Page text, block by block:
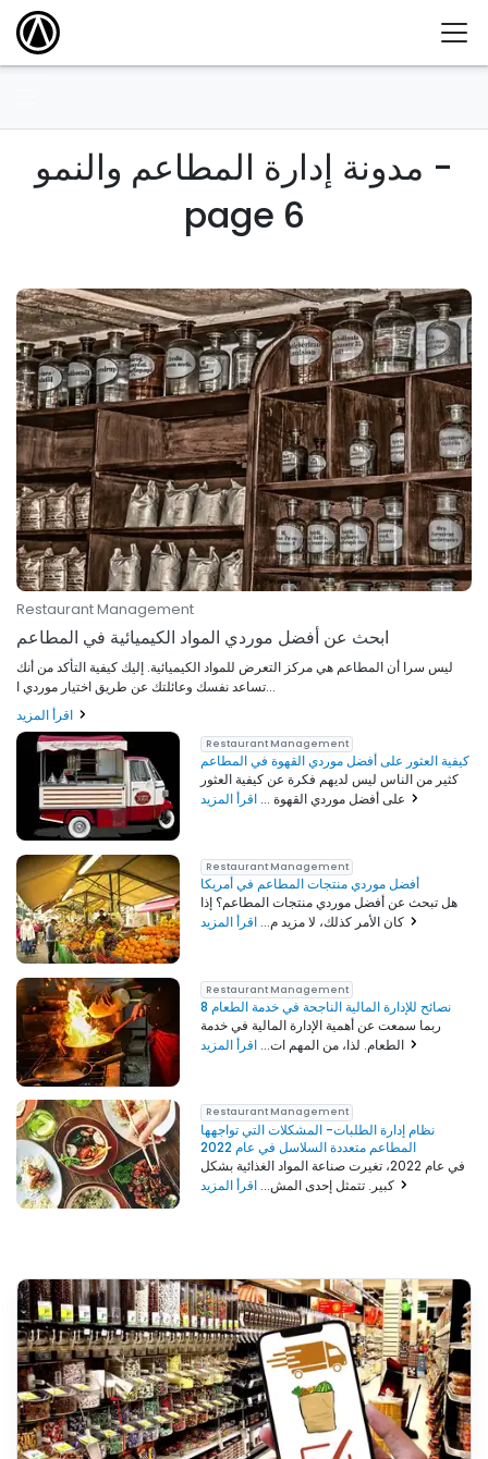
مدونة إدارة المطاعم والنمو -
page 6
Restaurant Management
ابحث عن أفضل موردي المواد الكيميائية في المطاعم
ليس سرا أن المطاعم هي مركز التعرض للمواد الكيميائية. إليك كيفية التأكد من أنك
تساعد نفسك وعائلتك عن طريق اختيار موردي ا...
Restaurant Management
كيفية العثور على أفضل موردي القهوة في المطاعم
كثير من الناس ليس لديهم فكرة عن كيفية العثور
على أفضل موردي القهوة ...
Restaurant Management
أفضل موردي منتجات المطاعم في أمريكا
هل تبحث عن أفضل موردي منتجات المطاعم؟ إذا
كان الأمر كذلك، لا مزيد م...
Restaurant Management
8 نصائح للإدارة المالية الناجحة في خدمة الطعام
ربما سمعت عن أهمية الإدارة المالية في خدمة
الطعام. لذا، من المهم ات...
Restaurant Management
نظام إدارة الطلبات- المشكلات التي تواجهها
المطاعم متعددة السلاسل في عام 2022
في عام 2022، تغيرت صناعة المواد الغذائية بشكل
كبير. تتمثل إحدى المش...